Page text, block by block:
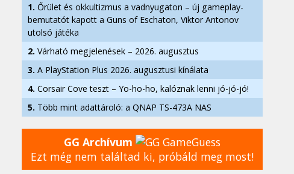
1. Őrület és okkultizmus a vadnyugaton – új gameplay-
bemutatót kapott a Guns of Eschaton, Viktor Antonov
utolsó játéka
2. Várható megjelenések – 2026. augusztus
3. A PlayStation Plus 2026. augusztusi kínálata
4. Corsair Cove teszt – Yo-ho-ho, kalóznak lenni jó-jó-jó!
5. Több mint adattároló: a QNAP TS-473A NAS
GG Archívum
Ezt még nem találtad ki, próbáld meg most!